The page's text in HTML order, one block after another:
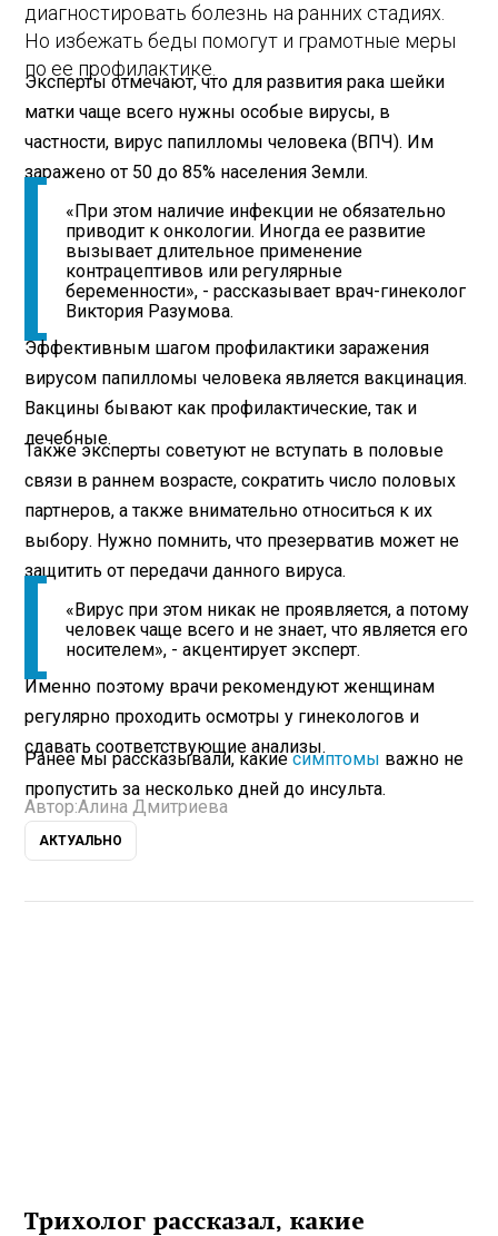
диагностировать болезнь на ранних стадиях.
Но избежать беды помогут и грамотные меры
по ее профилактике.
Эксперты отмечают, что для развития рака шейки
матки чаще всего нужны особые вирусы, в
частности, вирус папилломы человека (ВПЧ). Им
заражено от 50 до 85% населения Земли.
«При этом наличие инфекции не обязательно
приводит к онкологии. Иногда ее развитие
вызывает длительное применение
контрацептивов или регулярные
беременности», - рассказывает врач-гинеколог
Виктория Разумова.
Эффективным шагом профилактики заражения
вирусом папилломы человека является вакцинация.
Вакцины бывают как профилактические, так и
лечебные.
Также эксперты советуют не вступать в половые
связи в раннем возрасте, сократить число половых
партнеров, а также внимательно относиться к их
выбору. Нужно помнить, что презерватив может не
защитить от передачи данного вируса.
«Вирус при этом никак не проявляется, а потому
человек чаще всего и не знает, что является его
носителем», - акцентирует эксперт.
Именно поэтому врачи рекомендуют женщинам
регулярно проходить осмотры у гинекологов и
сдавать соответствующие анализы.
Ранее мы рассказывали, какиесимптомы важно не
пропустить за несколько дней до инсульта.
Автор:Алина Дмитриева
АКТУАЛЬНО
Трихолог рассказал, какие